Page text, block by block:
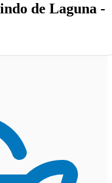
de Laguna -